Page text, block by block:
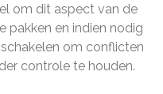
om dit aspect van de
pakken en indien nodig
om conflicten
controle te houden.